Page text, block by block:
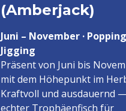
(Amberjack)
Juni – November ·
Jigging
Präsent von Juni bis
mit dem Höhepunkt im
Kraftvoll und ausdauernd
echter Trophäenfisch für